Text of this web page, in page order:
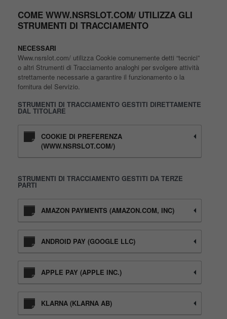
COME WWW.NSRSLOT.COM/ UTILIZZA GLI
STRUMENTI DI TRACCIAMENTO
NECESSARI
Www.nsrslot.com/ utilizza Cookie comunemente detti “tecnici”
o altri Strumenti di Tracciamento analoghi per svolgere attività
strettamente necessarie a garantire il funzionamento o la
fornitura del Servizio.
STRUMENTI DI TRACCIAMENTO GESTITI DIRETTAMENTE
DAL TITOLARE
COOKIE DI PREFERENZA
(WWW.NSRSLOT.COM/)
STRUMENTI DI TRACCIAMENTO GESTITI DA TERZE
PARTI
AMAZON PAYMENTS (AMAZON.COM, INC)
ANDROID PAY (GOOGLE LLC)
APPLE PAY (APPLE INC.)
KLARNA (KLARNA AB)